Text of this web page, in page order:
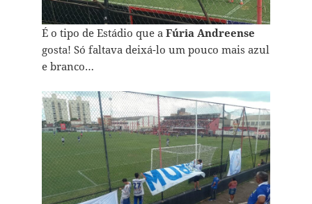
É o tipo de Estádio que a Fúria Andreense
gosta! Só faltava deixá-lo um pouco mais azul
e branco…